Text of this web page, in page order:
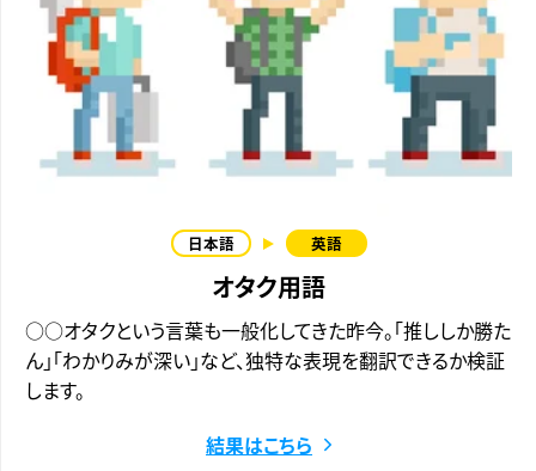
オタク用語
○○オタクという言葉も一般化してきた昨今。「推ししか勝た
ん」「わかりみが深い」など、独特な表現を翻訳できるか検証
します。
結果はこちら